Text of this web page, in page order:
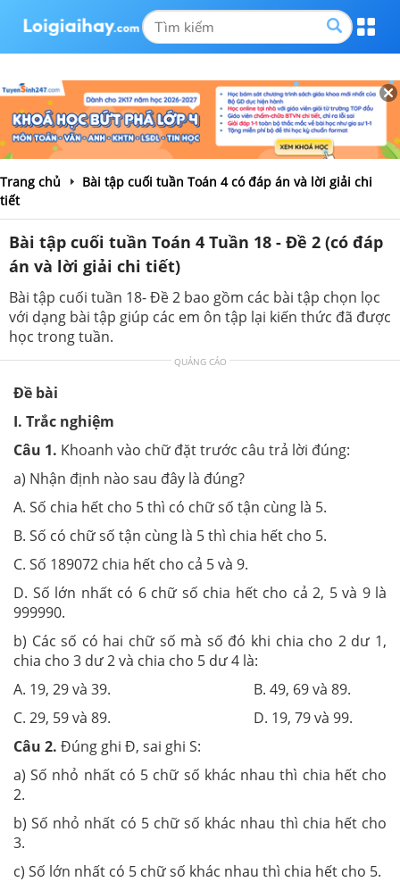
Trang chủ
Bài tập cuối tuần Toán 4 có đáp án và lời giải chi
tiết
Bài tập cuối tuần Toán 4 Tuần 18 - Đề 2 (có đáp
án và lời giải chi tiết)
Bài tập cuối tuần 18- Đề 2 bao gồm các bài tập chọn lọc
với dạng bài tập giúp các em ôn tập lại kiến thức đã được
học trong tuần.
QUẢNG CÁO
Đề bài
I. Trắc nghiệm
Câu 1. Khoanh vào chữ đặt trước câu trả lời đúng:
a) Nhận định nào sau đây là đúng?
A. Số chia hết cho 5 thì có chữ số tận cùng là 5.
B. Số có chữ số tận cùng là 5 thì chia hết cho 5.
C. Số 189072 chia hết cho cả 5 và 9.
D. Số lớn nhất có 6 chữ số chia hết cho cả 2, 5 và 9 là
999990.
b) Các số có hai chữ số mà số đó khi chia cho 2 dư 1,
chia cho 3 dư 2 và chia cho 5 dư 4 là:
A. 19, 29 và 39. B. 49, 69 và 89.
C. 29, 59 và 89. D. 19, 79 và 99.
Câu 2. Đúng ghi Đ, sai ghi S:
a) Số nhỏ nhất có 5 chữ số khác nhau thì chia hết cho
2.
b) Số nhỏ nhất có 5 chữ số khác nhau thì chia hết cho
3.
c) Số lớn nhất có 5 chữ số khác nhau thì chia hết cho 5.